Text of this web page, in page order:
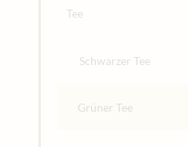
Tee
Schwarzer Tee
Grüner Tee